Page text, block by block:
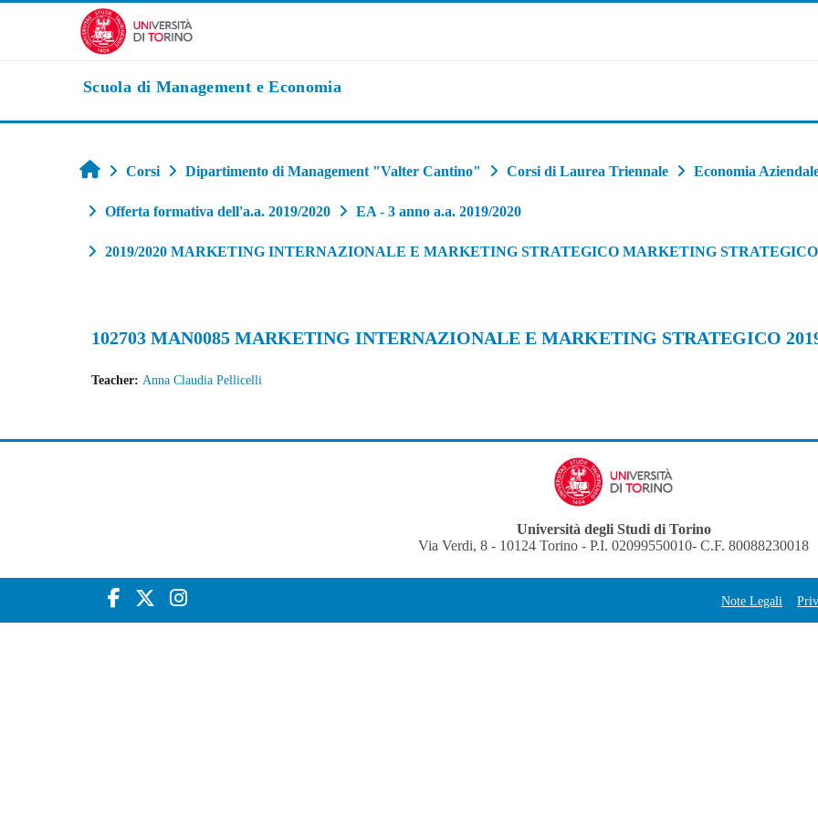
Vai al contenuto principale
Scuola di Management e Economia
Home
Corsi Dipartimento di Management "Valter Cantino" Corsi di Laurea Triennale Economia
Offerta formativa dell'a.a. 2019/2020 EA - 3 anno a.a. 2019/2020
2019/2020 MARKETING INTERNAZIONALE E MARKETING STRATEGICO MARKETING STRATEGICO
102703 MAN0085 MARKETING INTERNAZIONALE E MARKETING STRATEGICO
Teacher: Anna Claudia Pellicelli
Università degli Studi di Torino
Via Verdi, 8 - 10124 Torino - P.I. 02099550010- C.F. 80088230018
Note Legali